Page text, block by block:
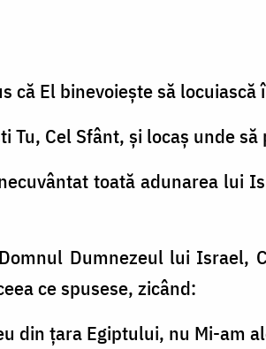
că El binevoieşte să locuiască
Cel Sfânt, şi locaş unde să
toată adunarea lui
Dumnezeul lui Israel,
ce spusese, zicând:
din ţara Egiptului, nu Mi-am